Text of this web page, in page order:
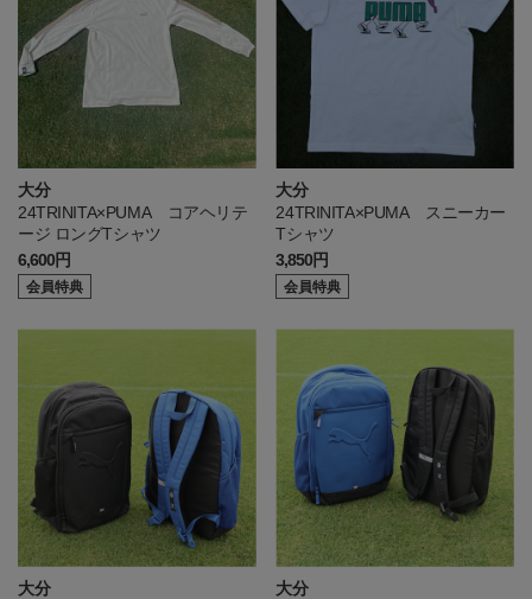
大分
24TRINITA×PUMA コアヘリテ
ージ ロングTシャツ
6,600円
会員特典
大分
24TRINITA×PUMA スニーカー
Tシャツ
3,850円
会員特典
大分
大分